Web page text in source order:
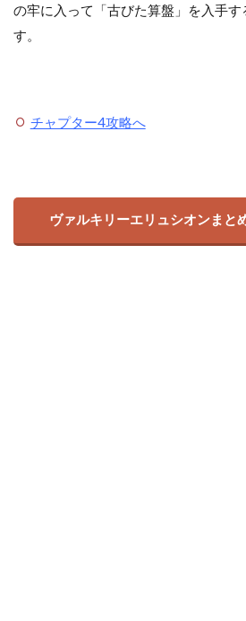
の牢に入って「古びた算盤」を入手
す。
チャプター4攻略へ
ヴァルキリーエリュシオンまと